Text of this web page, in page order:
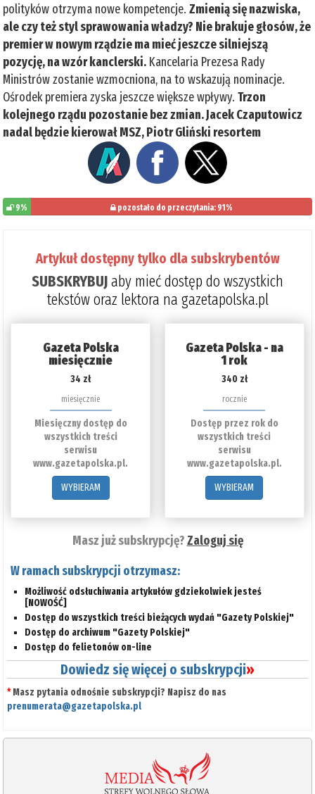
polityków otrzyma nowe kompetencje.Zmienią się nazwiska,
ale czy też styl sprawowania władzy? Nie brakuje głosów, że
premier w nowym rządzie ma mieć jeszcze silniejszą
pozycję, na wzór kanclerski. Kancelaria Prezesa Rady
Ministrów zostanie wzmocniona, na to wskazują nominacje.
Ośrodek premiera zyska jeszcze większe wpływy.Trzon
kolejnego rządu pozostanie bez zmian. Jacek Czaputowicz
nadal będzie kierował MSZ, Piotr Gliński resortem
9% pozostało do przeczytania: 91%
Artykuł dostępny tylko dla subskrybentów
SUBSKRYBUJaby mieć dostęp do wszystkich
tekstów oraz lektora na gazetapolska.pl
Gazeta Polska
miesięcznie
34 zł
miesięcznie
Miesięczny dostęp do
wszystkich treści
serwisu
www.gazetapolska.pl.
WYBIERAM
Gazeta Polska - na
1 rok
340 zł
rocznie
Dostęp przez rok do
wszystkich treści
serwisu
www.gazetapolska.pl.
WYBIERAM
Masz już subskrypcję?Zaloguj się
W ramach subskrypcji otrzymasz:
Możliwość odsłuchiwania artykułów gdziekolwiek jesteś
[NOWOŚĆ]
Dostęp do wszystkich treści bieżących wydań "Gazety Polskiej"
Dostęp do archiwum "Gazety Polskiej"
Dostęp do felietonów on-line
Dowiedz się więcej o subskrypcji»
*Masz pytania odnośnie subskrypcji? Napisz do nas
prenumerata@gazetapolska.pl